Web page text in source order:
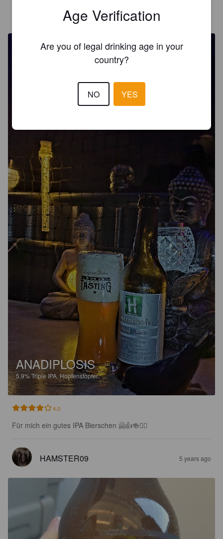
PILS98
@ Maruhn
ANADIPLOSIS
5.9%Triple IPA. Hopfenstopfer.
4.0
Für mich ein gutes IPA Bierschen 🤗👍🍻🙋‍♂️
HAMSTER09 5 years ago
Age Verification
Are you of legal drinking age in your
country?
NO YES